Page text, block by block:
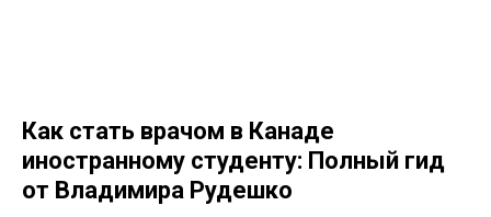
Как стать врачом в Канаде
иностранному студенту: Полный гид
от Владимира Рудешко